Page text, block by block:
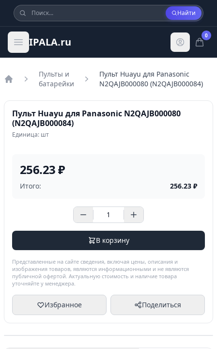
Найти
IPALA.ru
0
Пульты и
батарейки
Пульт Huayu для Panasonic
N2QAJB000080 (N2QAJB000084)
Пульт Huayu для Panasonic N2QAJB000080
(N2QAJB000084)
Единица: шт
256.23 ₽
Итого: 256.23 ₽
В корзину
Представленные на сайте сведения, включая цены, описания и
изображения товаров, являются информационными и не являются
публичной офертой. Актуальную стоимость и наличие товара
уточняйте у менеджера.
Избранное Поделиться